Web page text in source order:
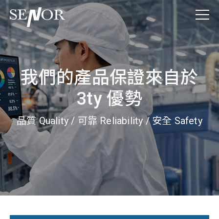
我們的產品保證來自於
3ty 優勢
品質 Quality / 可靠 Reliability / 安全 Safety